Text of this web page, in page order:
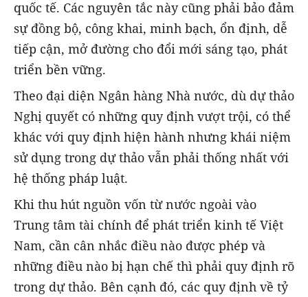
quốc tế. Các nguyên tắc này cũng phải bảo đảm
sự đồng bộ, công khai, minh bạch, ổn định, dễ
tiếp cận, mở đường cho đổi mới sáng tạo, phát
triển bền vững.
Theo đại diện Ngân hàng Nhà nước, dù dự thảo
Nghị quyết có những quy định vượt trội, có thể
khác với quy định hiện hành nhưng khái niệm
sử dụng trong dự thảo vẫn phải thống nhất với
hệ thống pháp luật.
Khi thu hút nguồn vốn từ nước ngoài vào
Trung tâm tài chính để phát triển kinh tế Việt
Nam, cần cân nhắc điều nào được phép và
những điều nào bị hạn chế thì phải quy định rõ
trong dự thảo. Bên cạnh đó, các quy định về tỷ